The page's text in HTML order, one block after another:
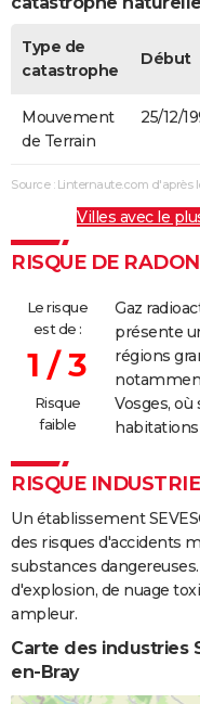
Type de
catastrophe
Début
Mouvement
de Terrain
25/12/
Source : Linternaute.com d'après
Villes avec le
RISQUE DE
Le risque
est de :
1 / 3
Risque
faible
Gaz
présente
régions
Vosges,
RISQUE
Un établissement
des risques d'accidents
substances
d'explosion, de nuage
ampleur.
Carte des industries
en-Bray